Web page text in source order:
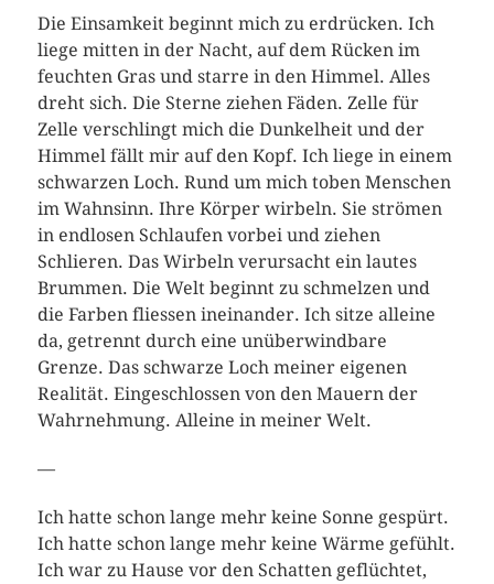
Die Einsamkeit beginnt mich zu erdrücken. Ich
liege mitten in der Nacht, auf dem Rücken im
feuchten Gras und starre in den Himmel. Alles
dreht sich. Die Sterne ziehen Fäden. Zelle für
Zelle verschlingt mich die Dunkelheit und der
Himmel fällt mir auf den Kopf. Ich liege in einem
schwarzen Loch. Rund um mich toben Menschen
im Wahnsinn. Ihre Körper wirbeln. Sie strömen
in endlosen Schlaufen vorbei und ziehen
Schlieren. Das Wirbeln verursacht ein lautes
Brummen. Die Welt beginnt zu schmelzen und
die Farben fliessen ineinander. Ich sitze alleine
da, getrennt durch eine unüberwindbare
Grenze. Das schwarze Loch meiner eigenen
Realität. Eingeschlossen von den Mauern der
Wahrnehmung. Alleine in meiner Welt.
—
Ich hatte schon lange mehr keine Sonne gespürt.
Ich hatte schon lange mehr keine Wärme gefühlt.
Ich war zu Hause vor den Schatten geflüchtet,